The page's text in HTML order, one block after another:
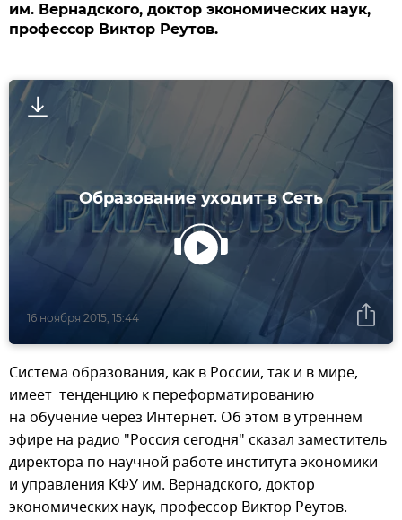
им. Вернадского, доктор экономических наук,
профессор Виктор Реутов.
Образование уходит в Сеть
16 ноября 2015, 15:44
Система образования, как в России, так и в мире,
имеет тенденцию к переформатированию
на обучение через Интернет. Об этом в утреннем
эфире на радио "Россия сегодня" сказал заместитель
директора по научной работе института экономики
и управления КФУ им. Вернадского, доктор
экономических наук, профессор Виктор Реутов.